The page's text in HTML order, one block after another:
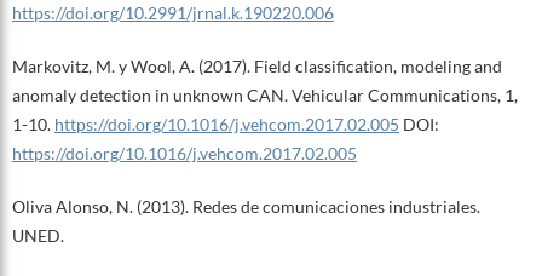
https://doi.org/10.2991/jrnal.k.190220.006
Markovitz, M. y Wool, A. (2017). Field classification, modeling and
anomaly detection in unknown CAN. Vehicular Communications, 1,
1-10. https://doi.org/10.1016/j.vehcom.2017.02.005 DOI:
https://doi.org/10.1016/j.vehcom.2017.02.005
Oliva Alonso, N. (2013). Redes de comunicaciones industriales.
UNED.